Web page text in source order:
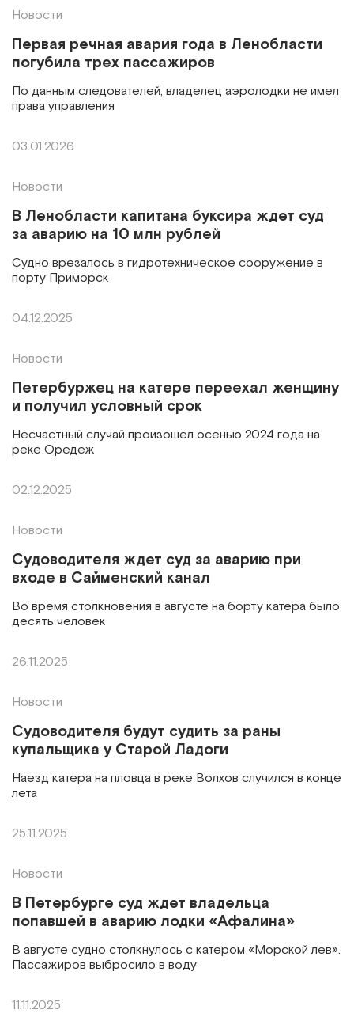
Новости
Первая речная авария года в Ленобласти
погубила трех пассажиров
По данным следователей, владелец аэролодки не имел
права управления
03.01.2026
Новости
В Ленобласти капитана буксира ждет суд
за аварию на 10 млн рублей
Судно врезалось в гидротехническое сооружение в
порту Приморск
04.12.2025
Новости
Петербуржец на катере переехал женщину
и получил условный срок
Несчастный случай произошел осенью 2024 года на
реке Оредеж
02.12.2025
Новости
Судоводителя ждет суд за аварию при
входе в Сайменский канал
Во время столкновения в августе на борту катера было
десять человек
26.11.2025
Новости
Судоводителя будут судить за раны
купальщика у Старой Ладоги
Наезд катера на пловца в реке Волхов случился в конце
лета
25.11.2025
Новости
В Петербурге суд ждет владельца
попавшей в аварию лодки «Афалина»
В августе судно столкнулось с катером «Морской лев».
Пассажиров выбросило в воду
11.11.2025